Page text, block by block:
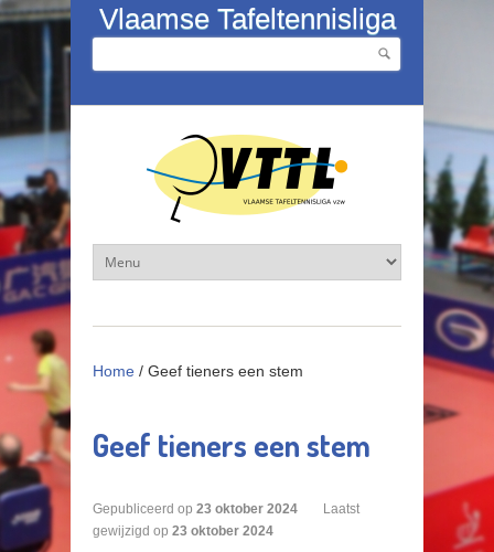
Overslaan en naar de inhoud gaan
Vlaamse Tafeltennisliga
Zoekveld
Home / Geef tieners een stem
Geef tieners een stem
Gepubliceerd op 23 oktober 2024
Laatst
gewijzigd op 23 oktober 2024